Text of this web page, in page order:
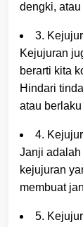
dengki,
3.
Kejujuran
berarti kita
Hindari
atau
4.
Janji
kejujuran
membuat
5.